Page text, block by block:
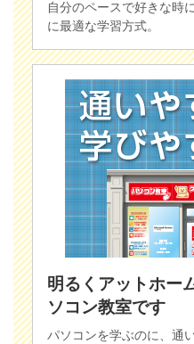
自分のペースで好きな時
に最適な学習方式。
明るくアットホー
ソコン教室です
パソコンを学ぶのに、通